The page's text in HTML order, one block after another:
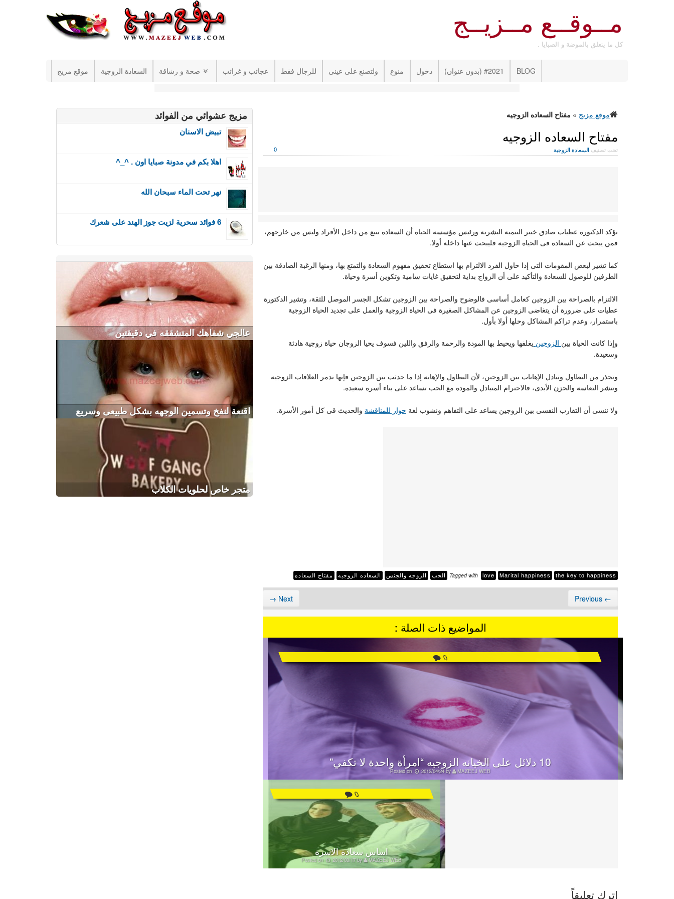
مــوقــع مــزيــج
كل ما يتعلق بالموضة و الصبايا .
موقع مزيج السعادة الزوجية صحة و رشاقة عجائب و غرائب للرجال فقط ولتصنع على عيني منوع دخول #2021 (بدون عنوان) BLOG
موقع مزيج » مفتاح السعاده الزوجيه
مفتاح السعاده الزوجيه
تحت تصنيف السعادة الزوجية 0
تؤكد الدكتورة عطيات صادق خبير التنمية البشرية ورئيس مؤسسة الحياة أن السعادة تنبع من داخل الأفراد وليس من خارجهم،
فمن يبحث عن السعادة فى الحياة الزوجية فليبحث عنها داخله أولا.
كما تشير لبعض المقومات التى إذا حاول الفرد الالتزام بها استطاع تحقيق مفهوم السعادة والتمتع بها، ومنها الرغبة الصادقة بين
الطرفين للوصول للسعادة والتأكيد على أن الزواج بداية لتحقيق غايات سامية وتكوين أسرة وحياة.
الالتزام بالصراحة بين الزوجين كعامل أساسى فالوضوح والصراحة بين الزوجين تشكل الجسر الموصل للثقة، وتشير الدكتورة
عطيات على ضرورة أن يتغاضى الزوجين عن المشاكل الصغيرة فى الحياة الزوجية والعمل على تجديد الحياة الزوجية
باستمرار، وعدم تراكم المشاكل وحلها أولا بأول.
وإذا كانت الحياة بين الزوجين يغلفها ويحيط بها المودة والرحمة والرفق واللين فسوف يحيا الزوجان حياة زوجية هادئة
وسعيدة.
وتحذر من التطاول وتبادل الإهانات بين الزوجين، لأن التطاول والإهانة إذا ما حدثت بين الزوجين فإنها تدمر العلاقات الزوجية
وتنشر التعاسة والحزن الأبدى، فالاحترام المتبادل والمودة مع الحب تساعد على بناء أسرة سعيدة.
ولا ننسى أن التقارب النفسى بين الزوجين يساعد على التفاهم ونشوب لغة حوار للمناقشة والحديث قى كل أمور الأسرة.
Tagged with love Marital happiness the key to happiness الحب الزوجه والجنس السعاده الزوجيه مفتاح السعاده
← Previous
Next →
المواضيع ذات الصلة :
10 دلائل على الخيانه الزوجيه “امرأة واحدة لا تكفي”
Posted on 2012/04/24by MAZEEJ WEB
0
اساس سعادة الاسرة
Posted on 2012/03/17by MAZEEJ WEB
0
اترك تعليقاً
مزيج عشوائي من الفوائد
تبيض الاسنان
اهلا بكم في مدونة صبايا اون . ^_^
نهر تحت الماء سبحان الله
6 فوائد سحرية لزيت جوز الهند على شعرك
عالجي شفاهك المتشققه في دقيقتين
اقنعة لنفخ وتسمين الوجهه بشكل طبيعى وسريع
متجر خاص لحلويات الكلاب